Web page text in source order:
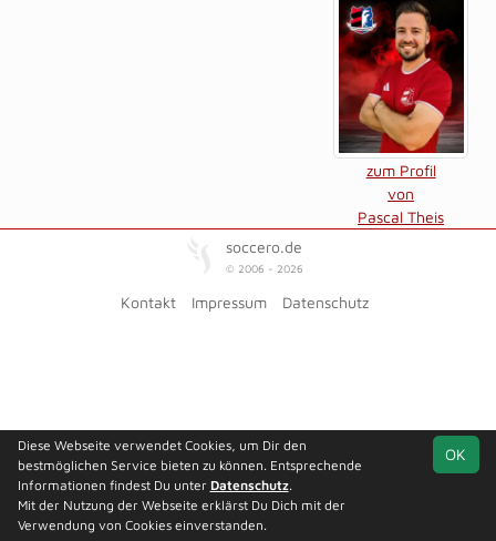
zum Profil
von
Pascal Theis
soccero.de
© 2006 - 2026
Kontakt Impressum Datenschutz
OK
Diese Webseite verwendet Cookies, um Dir den
bestmöglichen Service bieten zu können. Entsprechende
Informationen findest Du unter Datenschutz.
Mit der Nutzung der Webseite erklärst Du Dich mit der
Verwendung von Cookies einverstanden.